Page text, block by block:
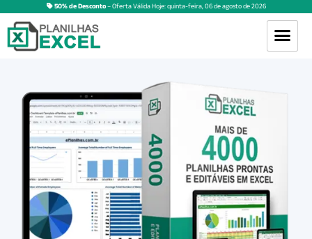
50% de Desconto– Oferta Válida Hoje:quinta-feira,06deagostode2026